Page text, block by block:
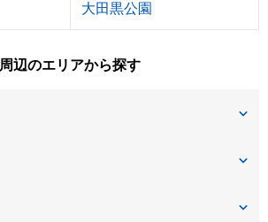
大田黒公園
周辺のエリアから探す